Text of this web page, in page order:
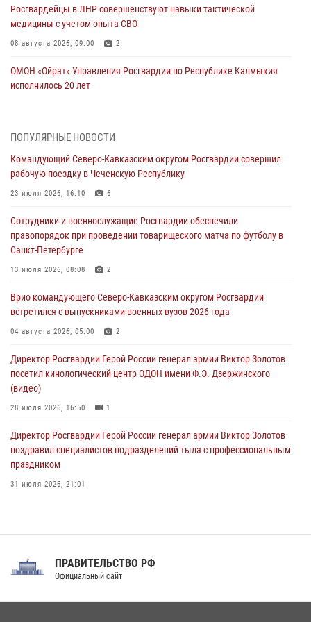
Росгвардейцы в ЛНР совершенствуют навыки тактической
медицины с учетом опыта СВО
08 августа 2026, 09:00 2
ОМОН «Ойрат» Управления Росгвардии по Республике Калмыкия
исполнилось 20 лет
В Кабардино-Балкарии сотрудники Росгвардии провели турнир по
08 августа 2026, 07:00
Росгвардейцы обеспечили безопасность «Поезда Победы» в
08 августа 2026, 07:00
Военнослужащие Софринской бригады Росгвардии встретились с
участником патриотического проекта «Дорогой Ломоносова —
08 августа 2026, 07:00 2
В Москве росгвардейцы оказали помощь медикам и девушке с
08 августа 2026, 06:32 1
ПОПУЛЯРНЫЕ НОВОСТИ
Командующий Северо-Кавказским округом Росгвардии совершил
рабочую поездку в Чеченскую Республику
23 июля 2026, 16:10 6
Сотрудники и военнослужащие Росгвардии обеспечили
правопорядок при проведении товарищеского матча по футболу в
Санкт-Петербурге
13 июля 2026, 08:08 2
Врио командующего Северо-Кавказским округом Росгвардии
встретился с выпускниками военных вузов 2026 года
04 августа 2026, 05:00 2
Директор Росгвардии Герой России генерал армии Виктор Золотов
посетил кинологический центр ОДОН имени Ф.Э. Дзержинского
(видео)
28 июля 2026, 16:50 1
Директор Росгвардии Герой России генерал армии Виктор Золотов
поздравил специалистов подразделений тыла с профессиональным
праздником
31 июля 2026, 21:01
Праздник «Один день с Росгвардией» к 105-летию Центрального
ПРАВИТЕЛЬСТВО РФ
Официальный сайт